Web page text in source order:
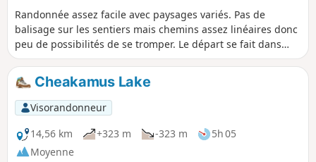
Randonnée assez facile avec paysages variés. Pas de
balisage sur les sentiers mais chemins assez linéaires donc
peu de possibilités de se tromper. Le départ se fait dans
Darnius, avec une première partie en forêt, un passage par
une Chapelle du XIe malheureusement fermée au public,
une marche le long du lac puis un retour vers Darnius, avec
possibilité de monter jusqu’au Mirador de la Tortuga (15
minutes de « détour ») qui offre un sublime panorama sur
le lac et les montagnes environnantes.
Cheakamus Lake
Visorandonneur
14,56 km
+323 m -323 m
5h 05
Moyenne